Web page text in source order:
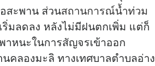
สะพาน ส่วนสถานการณ์น้ำท่วม
มลดลง หลังไม่มีฝนตกเพิ่ม แต่ก็
าหนะในการสัญจรเข้าออก
ลองมะลิ ทางเทศบาลตำบลอ่าง